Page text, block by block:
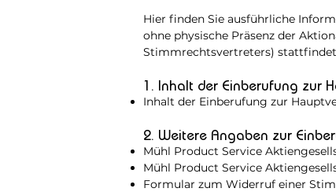
Hier finden Sie ausführliche
ohne physische Präsenz der
Stimmrechtsvertreters)
1. Inhalt der Einberufung zur
Inhalt der Einberufung zur
2. Weitere Angaben zur
Mühl Product Service
Mühl Product Service
Formular zum Widerruf einer